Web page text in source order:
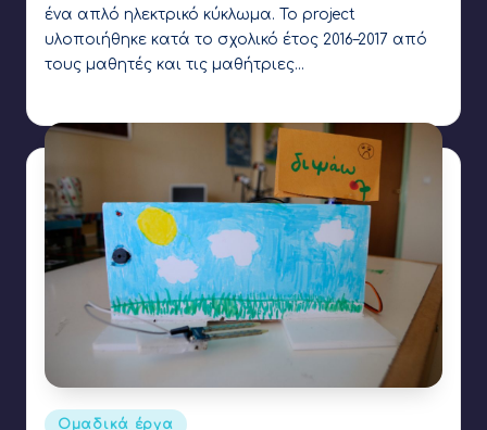
ένα απλό ηλεκτρικό κύκλωμα. Το project
υλοποιήθηκε κατά το σχολικό έτος 2016–2017 από
τους μαθητές και τις μαθήτριες…
Αναρτήθηκε
Ομαδικά έργα